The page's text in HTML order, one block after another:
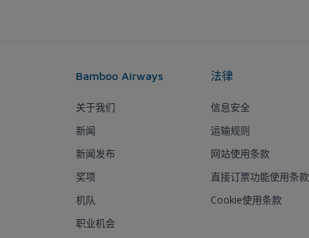
Bamboo Airways
关于我们
新闻
新闻发布
奖项
机队
职业机会
法律
信息安全
运输规则
网站使用条款
直接订票功能使用条款
Cookie使用条款